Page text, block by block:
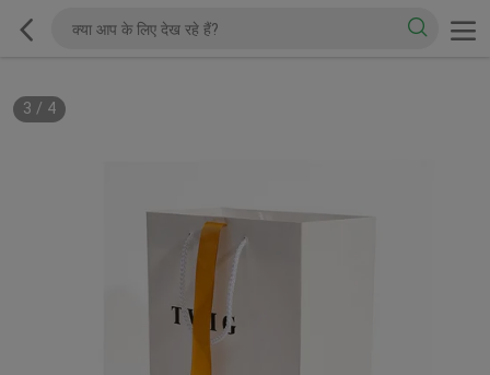
3 / 4